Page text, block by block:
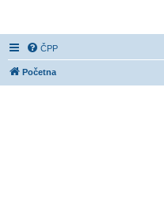
ČPP
Početna